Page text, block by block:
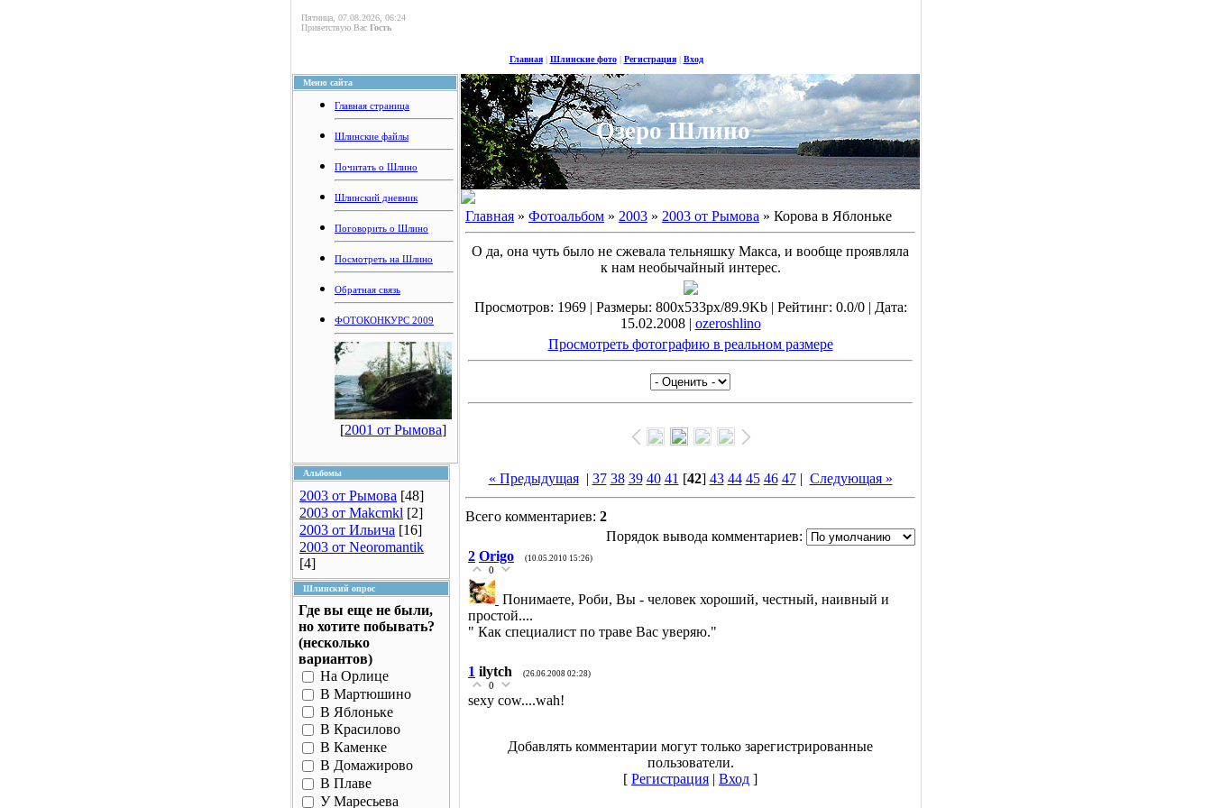
Пятница, 07.08.2026, 06:24
Приветствую Вас Гость
Главная| Шлинские фото| Регистрация| Вход
Меню сайта
Главная страница
Шлинские файлы
Почитать о Шлино
Шлинский дневник
Поговорить о Шлино
Посмотреть на Шлино
Обратная связь
ФОТОКОНКУРС 2009
[2001 от Рымова]
Альбомы
2003 от Рымова [48]
2003 от Makcmkl [2]
2003 от Ильича [16]
2003 от Neoromantik
[4]
Шлинский опрос
Где вы еще не были,
но хотите побывать?
(несколько
вариантов)
На Орлице
В Мартюшино
В Яблоньке
В Красилово
В Каменке
В Домажирово
В Плаве
У Маресьева
Озеро Шлино
Главная » Фотоальбом » 2003 » 2003 от Рымова » Корова в Яблоньке
О да, она чуть было не сжевала тельняшку Макса, и вообще проявляла
к нам необычайный интерес.
Просмотров: 1969 | Размеры: 800x533px/89.9Kb | Рейтинг: 0.0/0 | Дата:
15.02.2008 | ozeroshlino
Просмотреть фотографию в реальном размере
« Предыдущая| 37 38 39 40 41 [42] 43 44 45 46 47| Следующая »
Всего комментариев: 2
Порядок вывода комментариев:
2 Origo (10.05.2010 15:26)
0
Понимаете, Роби, Вы - человек хороший, честный, наивный и
простой....
" Как специалист по траве Вас уверяю."
1 ilytch (26.06.2008 02:28)
0
sexy cow....wah!
Добавлять комментарии могут только зарегистрированные
пользователи.
[ Регистрация | Вход ]